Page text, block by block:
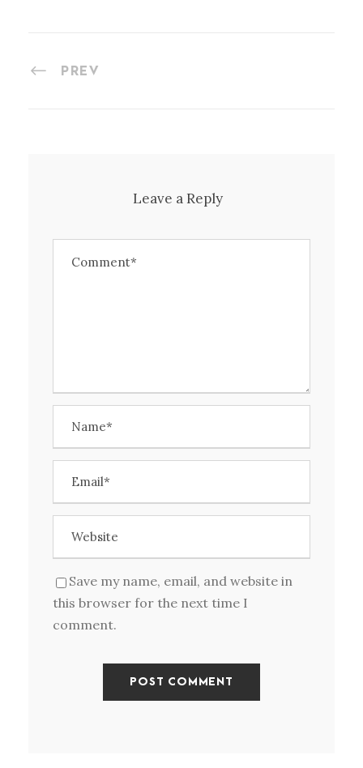
PREV
Leave a Reply
Save my name, email, and website in
this browser for the next time I
comment.